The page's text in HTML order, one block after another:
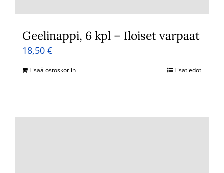
Geelinappi, 6 kpl – Iloiset varpaat
18,50 €
Lisää ostoskoriin Lisätiedot